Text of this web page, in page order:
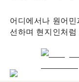
어디에서나 원어
선하며 현지인처럼